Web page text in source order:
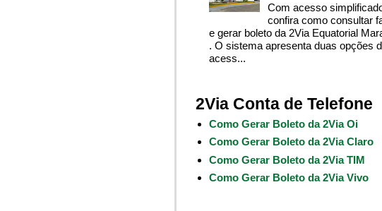
Com acesso
confira como consultar
e gerar boleto da 2Via Equatorial
. O sistema apresenta duas opções
acess...
2Via Conta de Telefone
Como Gerar Boleto da 2Via Oi
Como Gerar Boleto da 2Via Claro
Como Gerar Boleto da 2Via TIM
Como Gerar Boleto da 2Via Vivo